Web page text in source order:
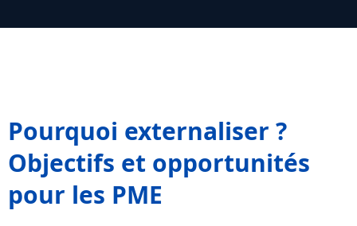
Pourquoi externaliser ?
Objectifs et opportunités
pour les PME